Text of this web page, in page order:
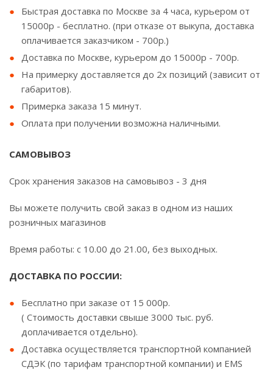
Быстрая доставка по Москве за 4 часа, курьером от
15000р - бесплатно. (при отказе от выкупа, доставка
оплачивается заказчиком - 700р.)
Доставка по Москве, курьером до 15000р - 700р.
На примерку доставляется до 2х позиций (зависит от
габаритов).
Примерка заказа 15 минут.
Оплата при получении возможна наличными.
САМОВЫВОЗ
Срок хранения заказов на самовывоз - 3 дня
Вы можете получить свой заказ в одном из наших
розничных магазинов
Время работы: с 10.00 до 21.00, без выходных.
ДОСТАВКА ПО РОССИИ:
Бесплатно при заказе от 15 000р.
( Стоимость доставки свыше 3000 тыс. руб.
доплачивается отдельно).
Доставка осуществляется транспортной компанией
СДЭК (по тарифам транспортной компании) и EMS